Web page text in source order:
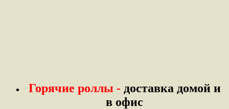
Горячие роллы - доставка домой и
в офис